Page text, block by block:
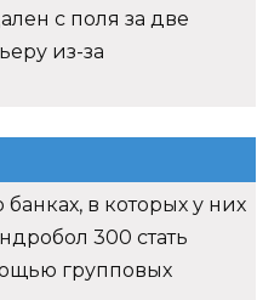
с поля за две
из-за
банках, в которых у них
300 стать
групповых